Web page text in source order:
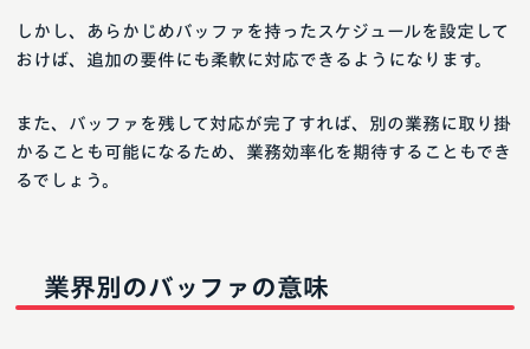
しかし、あらかじめバッファを持ったスケジュールを設定して
おけば、追加の要件にも柔軟に対応できるようになります。
また、バッファを残して対応が完了すれば、別の業務に取り掛
かることも可能になるため、業務効率化を期待することもでき
るでしょう。
業界別のバッファの意味